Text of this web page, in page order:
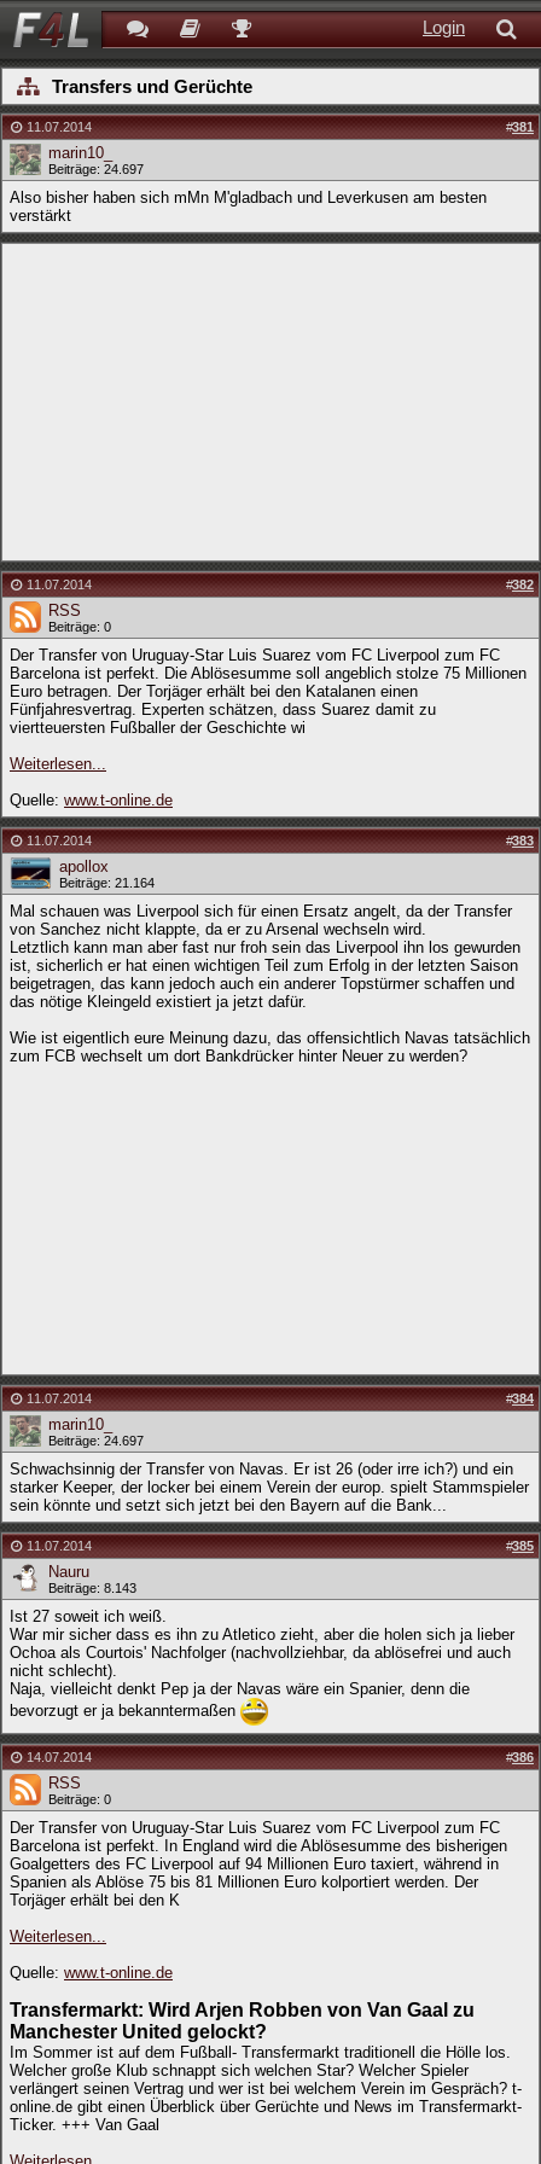
Login
Transfers und Gerüchte
11.07.2014 #381
marin10_
Beiträge: 24.697
Also bisher haben sich mMn M'gladbach und Leverkusen am besten
verstärkt
11.07.2014 #382
RSS
Beiträge: 0
Der Transfer von Uruguay-Star Luis Suarez vom FC Liverpool zum FC
Barcelona ist perfekt. Die Ablösesumme soll angeblich stolze 75 Millionen
Euro betragen. Der Torjäger erhält bei den Katalanen einen
Fünfjahresvertrag. Experten schätzen, dass Suarez damit zu
viertteuersten Fußballer der Geschichte wi
Weiterlesen...
Quelle: www.t-online.de
11.07.2014 #383
apollox
Beiträge: 21.164
Mal schauen was Liverpool sich für einen Ersatz angelt, da der Transfer
von Sanchez nicht klappte, da er zu Arsenal wechseln wird.
Letztlich kann man aber fast nur froh sein das Liverpool ihn los gewurden
ist, sicherlich er hat einen wichtigen Teil zum Erfolg in der letzten Saison
beigetragen, das kann jedoch auch ein anderer Topstürmer schaffen und
das nötige Kleingeld existiert ja jetzt dafür.
Wie ist eigentlich eure Meinung dazu, das offensichtlich Navas tatsächlich
zum FCB wechselt um dort Bankdrücker hinter Neuer zu werden?
11.07.2014 #384
marin10_
Beiträge: 24.697
Schwachsinnig der Transfer von Navas. Er ist 26 (oder irre ich?) und ein
starker Keeper, der locker bei einem Verein der europ. spielt Stammspieler
sein könnte und setzt sich jetzt bei den Bayern auf die Bank...
11.07.2014 #385
Nauru
Beiträge: 8.143
Ist 27 soweit ich weiß.
War mir sicher dass es ihn zu Atletico zieht, aber die holen sich ja lieber
Ochoa als Courtois' Nachfolger (nachvollziehbar, da ablösefrei und auch
nicht schlecht).
Naja, vielleicht denkt Pep ja der Navas wäre ein Spanier, denn die
bevorzugt er ja bekanntermaßen
14.07.2014 #386
RSS
Beiträge: 0
Der Transfer von Uruguay-Star Luis Suarez vom FC Liverpool zum FC
Barcelona ist perfekt. In England wird die Ablösesumme des bisherigen
Goalgetters des FC Liverpool auf 94 Millionen Euro taxiert, während in
Spanien als Ablöse 75 bis 81 Millionen Euro kolportiert werden. Der
Torjäger erhält bei den K
Weiterlesen...
Quelle: www.t-online.de
Transfermarkt: Wird Arjen Robben von Van Gaal zu
Manchester United gelockt?
Im Sommer ist auf dem Fußball- Transfermarkt traditionell die Hölle los.
Welcher große Klub schnappt sich welchen Star? Welcher Spieler
verlängert seinen Vertrag und wer ist bei welchem Verein im Gespräch? t-
online.de gibt einen Überblick über Gerüchte und News im Transfermarkt-
Ticker. +++ Van Gaal